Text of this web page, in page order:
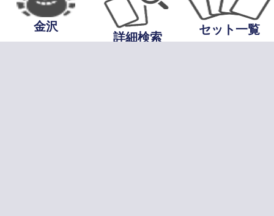
金沢
詳細検索
セット一覧